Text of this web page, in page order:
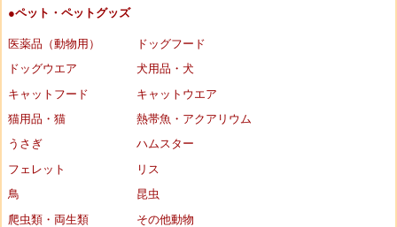
●ペット・ペットグッズ
医薬品（動物用）
ドッグフード
ドッグウエア
犬用品・犬
キャットフード
キャットウエア
猫用品・猫
熱帯魚・アクアリウム
うさぎ
ハムスター
フェレット
リス
鳥
昆虫
爬虫類・両生類
その他動物